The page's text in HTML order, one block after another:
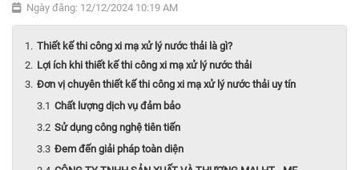
Ngày đăng: 12/12/2024 10:19 AM
Thiết kế thi công xi mạ xử lý nước thải là gì?
Lợi ích khi thiết kế thi công xi mạ xử lý nước thải
Đơn vị chuyên thiết kế thi công xi mạ xử lý nước thải uy tín
Chất lượng dịch vụ đảm bảo
Sử dụng công nghệ tiên tiến
Đem đến giải pháp toàn diện